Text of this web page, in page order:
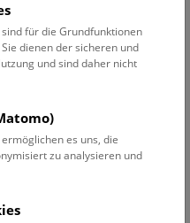
für die Grundfunktionen
dienen der sicheren und
und sind daher nicht
es uns, die
zu analysieren und